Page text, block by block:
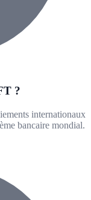
?
internationaux
bancaire mondial.